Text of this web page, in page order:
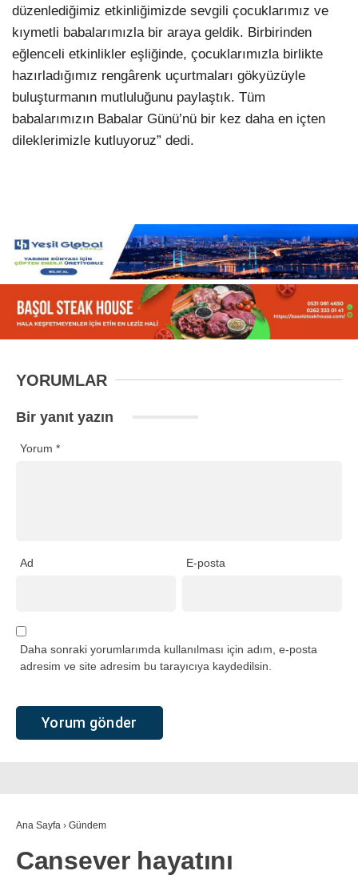
düzenlediğimiz etkinliğimizde sevgili çocuklarımız ve
kıymetli babalarımızla bir araya geldik. Birbirinden
eğlenceli etkinlikler eşliğinde, çocuklarımızla birlikte
hazırladığımız rengârenk uçurtmaları gökyüzüyle
buluşturmanın mutluluğunu paylaştık. Tüm
babalarımızın Babalar Günü’nü bir kez daha en içten
dileklerimizle kutluyoruz” dedi.
YORUMLAR
Bir yanıt yazın
Yorum *
Ad E-posta
Daha sonraki yorumlarımda kullanılması için adım, e-posta
adresim ve site adresim bu tarayıcıya kaydedilsin.
Ana Sayfa › Gündem
Cansever hayatını